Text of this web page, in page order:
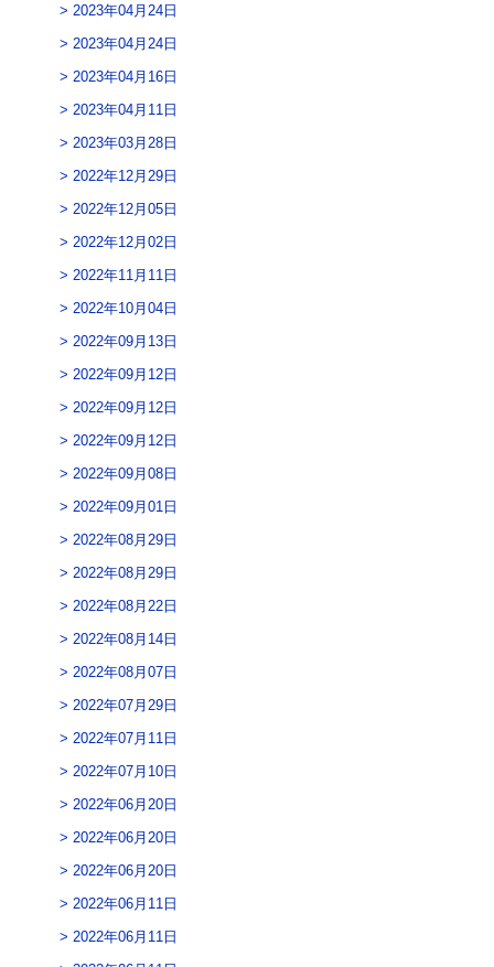
2023年04月24日
2023年04月24日
2023年04月16日
2023年04月11日
2023年03月28日
2022年12月29日
2022年12月05日
2022年12月02日
2022年11月11日
2022年10月04日
2022年09月13日
2022年09月12日
2022年09月12日
2022年09月12日
2022年09月08日
2022年09月01日
2022年08月29日
2022年08月29日
2022年08月22日
2022年08月14日
2022年08月07日
2022年07月29日
2022年07月11日
2022年07月10日
2022年06月20日
2022年06月20日
2022年06月20日
2022年06月11日
2022年06月11日